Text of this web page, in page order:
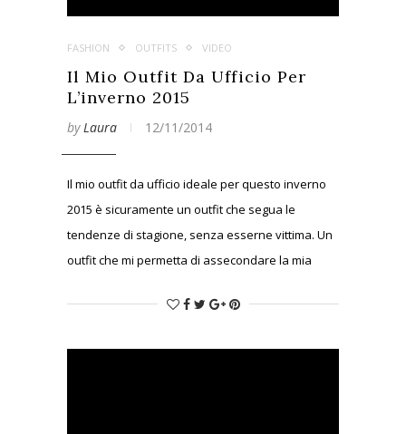
FASHION OUTFITS VIDEO
Il Mio Outfit Da Ufficio Per
L’inverno 2015
byLaura 12/11/2014
Il mio outfit da ufficio ideale per questo inverno
2015 è sicuramente un outfit che segua le
tendenze di stagione, senza esserne vittima. Un
outfit che mi permetta di assecondare la mia
contesto in cui mi trovo, che mi faccia sentire